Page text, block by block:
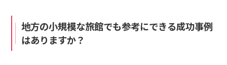
地方の小規模な旅館でも参考にできる成功事例
はありますか？